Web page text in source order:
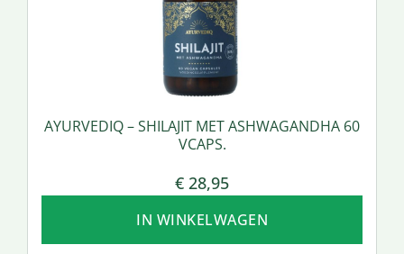
AYURVEDIQ – SHILAJIT MET ASHWAGANDHA 60
VCAPS.
€ 28,95
IN WINKELWAGEN